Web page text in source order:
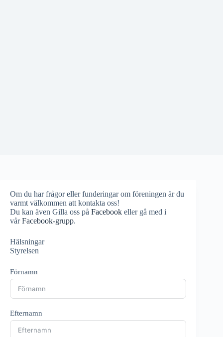
Om du har frågor eller funderingar om föreningen är du
varmt välkommen att kontakta oss!
Du kan även Gilla oss på Facebook eller gå med i
vårFacebook-grupp.
Hälsningar
Styrelsen
Förnamn
Efternamn